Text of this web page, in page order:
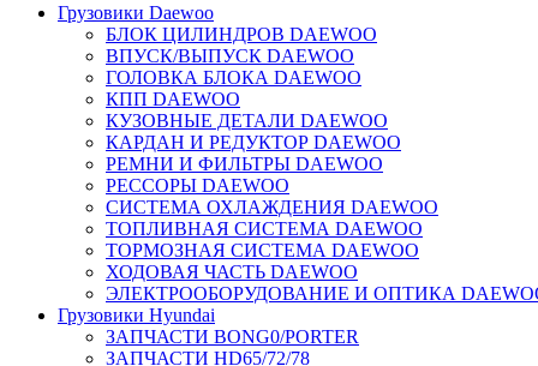
Грузовики Daewoo
БЛОК ЦИЛИНДРОВ DAEWOO
ВПУСК/ВЫПУСК DAEWOO
ГОЛОВКА БЛОКА DAEWOO
КПП DAEWOO
КУЗОВНЫЕ ДЕТАЛИ DAEWOO
КАРДАН И РЕДУКТОР DAEWOO
РЕМНИ И ФИЛЬТРЫ DAEWOO
РЕССОРЫ DAEWOO
СИСТЕМА ОХЛАЖДЕНИЯ DAEWOO
ТОПЛИВНАЯ СИСТЕМА DAEWOO
ТОРМОЗНАЯ СИСТЕМА DAEWOO
ХОДОВАЯ ЧАСТЬ DAEWOO
ЭЛЕКТРООБОРУДОВАНИЕ И ОПТИКА
Грузовики Hyundai
ЗАПЧАСТИ BONG0/PORTER
ЗАПЧАСТИ HD65/72/78